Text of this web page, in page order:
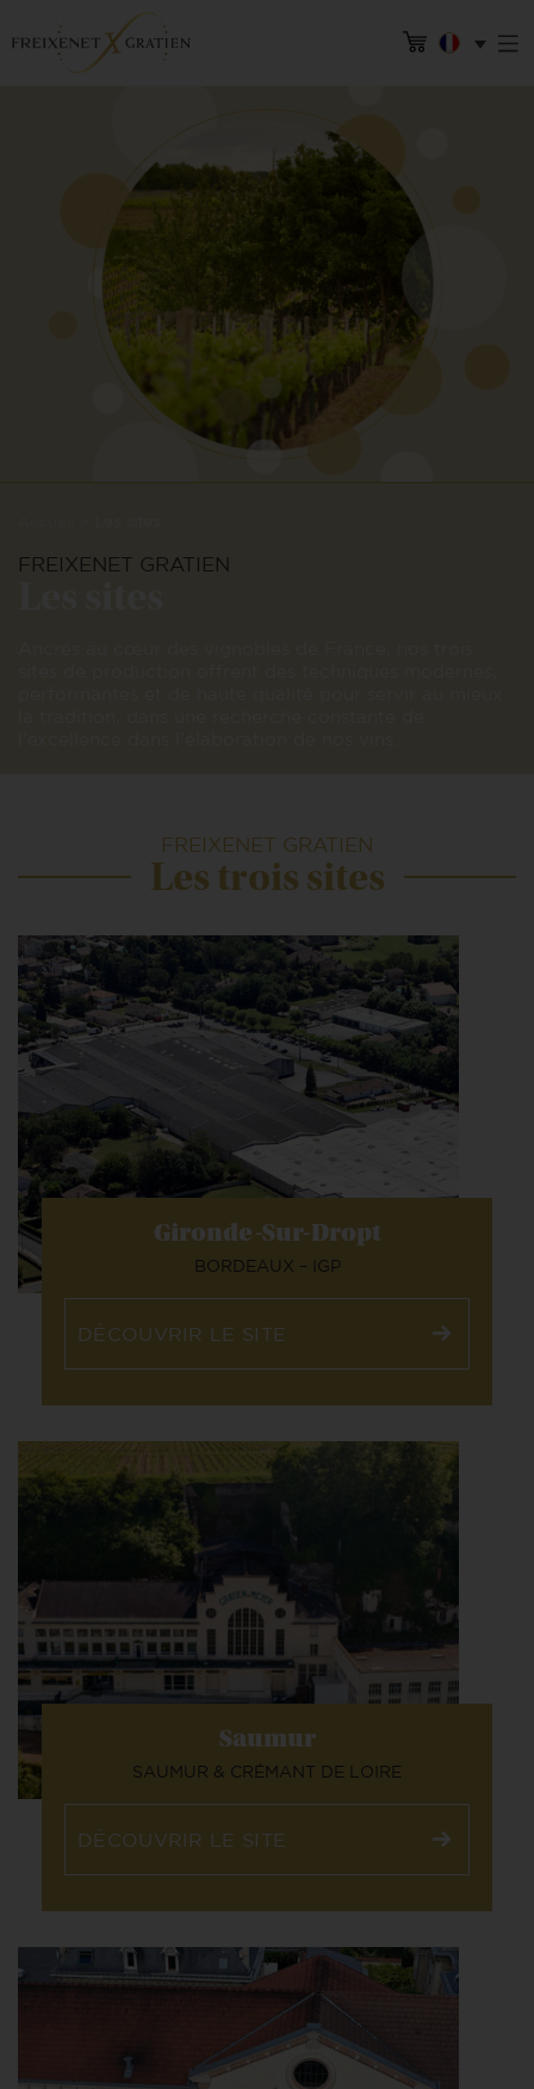
FREIXENET GRATIEN
FREIXENET GRATIEN
Les trois sites
Gironde-Sur-Dropt
BORDEAUX – IGP
DÉCOUVRIR LE SITE
Saumur
SAUMUR & CRÉMANT DE LOIRE
DÉCOUVRIR LE SITE